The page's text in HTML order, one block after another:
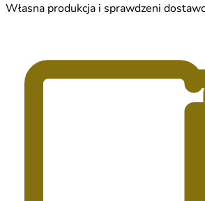
Własna produkcja i sprawdzeni